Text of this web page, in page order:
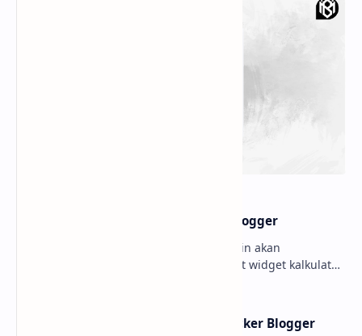
Membuat widget Kalkulator di blogger
Hello sobat Bloggermuda kali ini admin akan
menjelaskan mengenai cara membuat widget kalkulator
Membuat Widget IP Quality Checker Blogger